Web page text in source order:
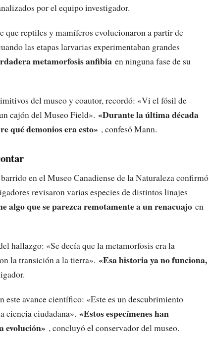
por el equipo investigador.
que reptiles y mamíferos evolucionaron a partir de
las etapas larvarias experimentaban grandes
metamorfosis anfibia en ninguna fase de su
del museo y coautor, recordó: «Vi el fósil de
cajón del Museo Field». «Durante la última década
qué demonios era esto» , confesó Mann.
en el Museo Canadiense de la Naturaleza confirmó
revisaron varias especies de distintos linajes
algo que se parezca remotamente a un renacuajo en
hallazgo: «Se decía que la metamorfosis era la
la transición a la tierra». «Esa historia ya no funciona,
este avance científico: «Este es un descubrimiento
ciencia ciudadana». «Estos especímenes han
evolución» , concluyó el conservador del museo.